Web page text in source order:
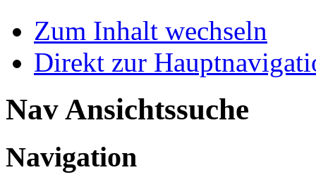
Zum Inhalt wechseln
Direkt zur
Nav Ansichtssuche
Navigation